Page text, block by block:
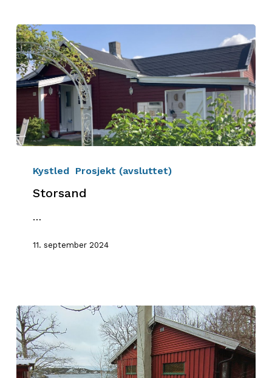
Kystled Prosjekt (avsluttet)
Storsand
…
11. september 2024